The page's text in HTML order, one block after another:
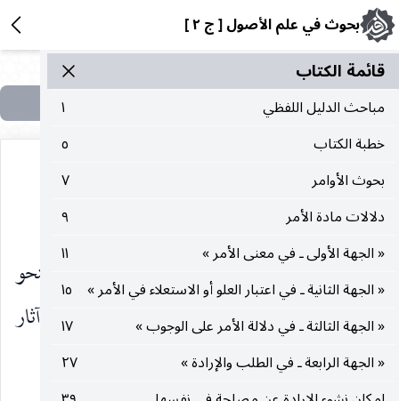
بحوث في علم الأصول [ ج ٢ ]
قائمة الکتاب
مباحث الدليل اللفظي
١
خطبة الكتاب
٥
بحوث الأوامر
٧
دلالات مادة الأمر
٩
« الجهة الأولى ـ في معنى الأمر »
١١
« الجهة الثانية ـ في اعتبار العلو أو الاستعلاء في الأمر » ١٥
« الجهة الثالثة ـ في دلالة الأمر على الوجوب »
١٧
« الجهة الرابعة ـ في الطلب والإرادة »
٢٧
التقييد به المستلزم لاستحالة الإطلاق له.
ولكن الأفضل على ضوء ما تقدم جعل الثمرة بالنحو
الأوسع ويكون بطلان العبادة وصحتها أحد مظاهر وآثار
تلك الثمرة.